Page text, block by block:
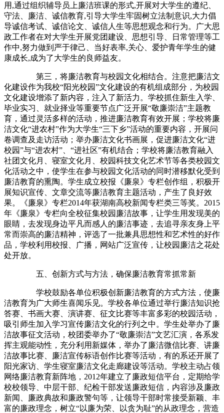
用,通过组织辅导员上廉洁班课的形式,开展对大学生的遵纪、
守法、廉洁、诚信教育,引导大学生牢固树立法制意识,大力倡
导诚信考试、诚信论文、诚信人生等思想观念和行为。广大思
政工作者在对大学生开展党团建设、思想引导、日常管理等工
作中,努力做到严于律己、当好表率,关心、爱护青年学生的健
康成长,成为了大学生的良师益友。
第三，将廉洁教育与校园文化相结合。注意把廉洁文
化建设作为我校“阳光校园”文化建设的有机组成部分，为校园
文化建设增添了新内容，注入了新活力。学校抓住新生入学、
毕业实习、就业择业等重要节点广泛开展“敬廉崇洁”主题教
育，通过灵活多样的活动，推进廉洁教育有效开展；学校将廉
洁文化“进农村”作为大学生“三下乡”活动的重要内容，开展问
卷调查及走访活动；举办廉洁文化书画展，促进廉洁文化“进
校园”与“进农村”、“进社区”有机结合；学校将廉洁教育融入
社团文化月、寝室文化月、校园科技文化艺术节等各类校园文
化活动之中，使学生在参与校园文化活动的同时潜移默化受到
廉洁教育的熏陶。学生成立校报《廉泉》专栏创作组，积极开
展知识宣传、文章交流等廉洁教育主题活动，产生了良好效
果。《廉泉》专栏2014年获湖南高校新闻专栏类三等奖。2015
年《廉泉》专栏向全校征集校园廉洁故事，让学生用发现美的
眼睛，去发现身边平凡而感人的廉洁事迹，去追寻亲友身上平
常而崇高的廉洁精神，评选了一批兼具思想性和艺术性的好作
品，学校利用校报、广播，网站广泛宣传，让校园廉洁之花处
处开放。
五、创新方式与方法，确保廉洁教育常抓常新
学校鼓励各单位积极创新廉洁教育的方式方法，使廉
洁教育为广大师生喜闻乐见。学校各单位通过举行廉洁知识抢
答赛、书画大赛、演讲赛、征文比赛等丰富多彩的校园活动，
吸引师生加入学习宣传廉洁文化的行列之中。学生处举办了廉
洁故事征文活动，校团委举办了“敬廉崇洁”文艺汇演，各系发
挥主观能动性，充分利用新媒体，举办了廉洁微信比赛、讲廉
洁故事比赛、廉洁宣传标语创作比赛等活动，有的系还开展了
阳光家访、学生寝室廉洁文化走廊建设等活动。学校主动占领
网络廉洁教育新阵地，2012年建立了廉政短信平台，定期给学
校校领导、中层干部、纪检干部发送廉政短信，内容涉及廉政
新闻、廉政典故和廉政警句等，让领导干部时常接受新颖、丰
富的廉政理念，树立“以廉为荣、以贪为耻”的从政理念，营造